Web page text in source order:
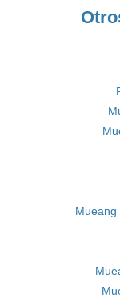
Mueang